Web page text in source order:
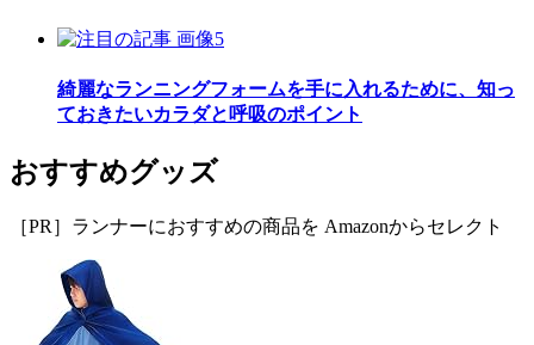
綺麗なランニングフォームを手に入れるために、知っ
ておきたいカラダと呼吸のポイント
おすすめグッズ
［PR］ランナーにおすすめの商品を Amazonからセレクト